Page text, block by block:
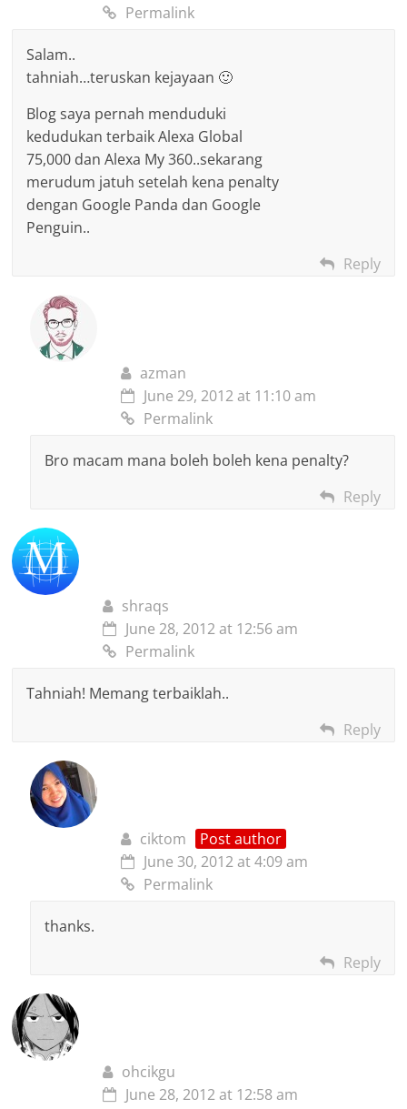
Permalink
Salam..
tahniah…teruskan kejayaan 🙂
Blog saya pernah menduduki
kedudukan terbaik Alexa Global
75,000 dan Alexa My 360..sekarang
merudum jatuh setelah kena penalty
dengan Google Panda dan Google
Penguin..
Reply
azman
June 29, 2012 at 11:10 am
Permalink
Bro macam mana boleh boleh kena penalty?
Reply
shraqs
June 28, 2012 at 12:56 am
Permalink
Tahniah! Memang terbaiklah..
Reply
ciktom
Post author
June 30, 2012 at 4:09 am
Permalink
thanks.
Reply
ohcikgu
June 28, 2012 at 12:58 am